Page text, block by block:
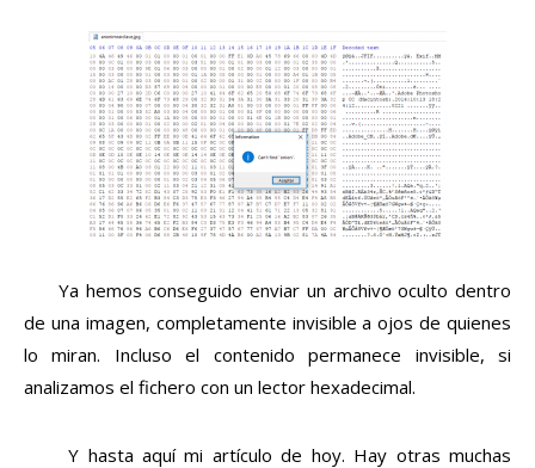
Ya hemos conseguido enviar un archivo oculto dentro
de una imagen, completamente invisible a ojos de quienes
lo miran. Incluso el contenido permanece invisible, si
analizamos el fichero con un lector hexadecimal.
Y hasta aquí mi artículo de hoy. Hay otras muchas